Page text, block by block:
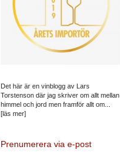
Det här är en vinblogg av Lars
Torstenson där jag skriver om allt mellan
himmel och jord men framför allt om...
[läs mer]
Prenumerera via e-post